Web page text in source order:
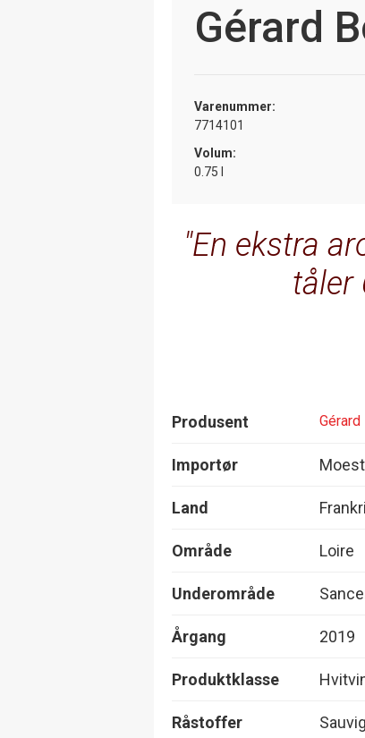
Gérard
Varenummer:
7714101
Volum:
0.75 l
En ekstra
tåler
Produsent Gérard
Importør
Land
Område Loire
Underområde
Årgang 2019
Produktklasse
Råstoffer